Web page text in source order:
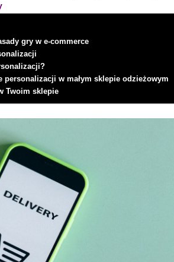
gry w e-commerce
personalizacji w małym sklepie odzieżowym
Twoim sklepie